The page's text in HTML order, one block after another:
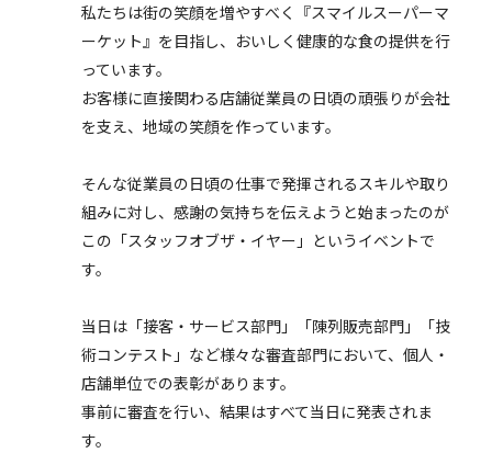
私たちは街の笑顔を増やすべく『スマイルスーパーマ
ーケット』を目指し、おいしく健康的な食の提供を行
っています。
お客様に直接関わる店舗従業員の日頃の頑張りが会社
を支え、地域の笑顔を作っています。
そんな従業員の日頃の仕事で発揮されるスキルや取り
組みに対し、感謝の気持ちを伝えようと始まったのが
この「スタッフオブザ・イヤー」というイベントで
す。
当日は「接客・サービス部門」「陳列販売部門」「技
術コンテスト」など様々な審査部門において、個人・
店舗単位での表彰があります。
事前に審査を行い、結果はすべて当日に発表されま
す。